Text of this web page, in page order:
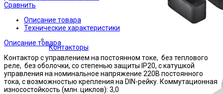
Контакторы
Сравнить
Описание товара
Технические характеристики
Описание товара
Контактор с управлением на постоянном токе, без теплового
реле, без оболочки, со степенью защиты IP20, с катушкой
управления на номинальное напряжение 220В постоянного
тока, с возможностью крепления на DIN-рейку. Коммутационная
износостойкость (млн. циклов): 3,0